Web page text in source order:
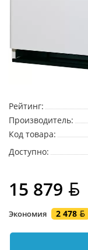
Рейтинг:
Производитель:
Код товара:
Доступно:
15 879
Экономия 2 478